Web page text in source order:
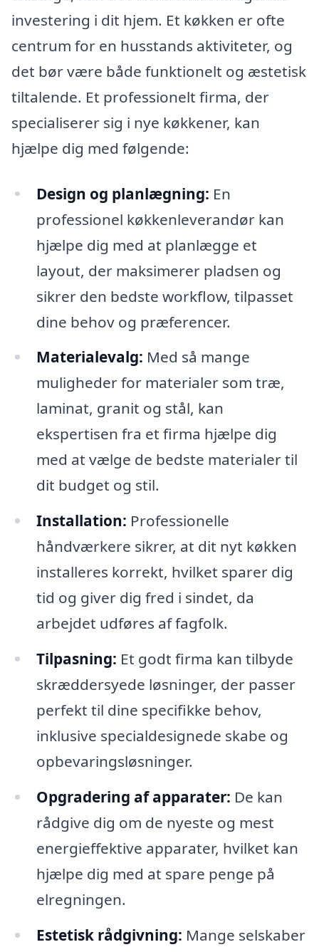
investering i dit hjem. Et køkken er ofte
centrum for en husstands aktiviteter, og
det bør være både funktionelt og æstetisk
tiltalende. Et professionelt firma, der
specialiserer sig i nye køkkener, kan
hjælpe dig med følgende:
Design og planlægning: En
professionel køkkenleverandør kan
hjælpe dig med at planlægge et
layout, der maksimerer pladsen og
sikrer den bedste workflow, tilpasset
dine behov og præferencer.
Materialevalg: Med så mange
muligheder for materialer som træ,
laminat, granit og stål, kan
ekspertisen fra et firma hjælpe dig
med at vælge de bedste materialer til
dit budget og stil.
Installation: Professionelle
håndværkere sikrer, at dit nyt køkken
installeres korrekt, hvilket sparer dig
tid og giver dig fred i sindet, da
arbejdet udføres af fagfolk.
Tilpasning: Et godt firma kan tilbyde
skræddersyede løsninger, der passer
perfekt til dine specifikke behov,
inklusive specialdesignede skabe og
opbevaringsløsninger.
Opgradering af apparater: De kan
rådgive dig om de nyeste og mest
energieffektive apparater, hvilket kan
hjælpe dig med at spare penge på
elregningen.
Estetisk rådgivning: Mange selskaber